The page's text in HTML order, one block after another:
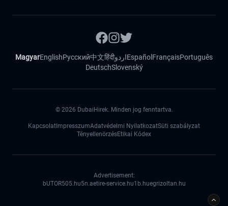
MagyarEnglishРусский中文हिंदीاردوEspañol FrançaisPortuguês
DeutschSlovenský
© 2026 DubaiHirek. Minden jog fenntartva.
Kapcsolat ImpresszumAdatvédelmi NyilatkozatSüti szabályzat
TényellenörzésEtikai Kódex
Advertisement:
bUTOR505.hu5n.aetire-service.hu1b.huegrizoltan.hu